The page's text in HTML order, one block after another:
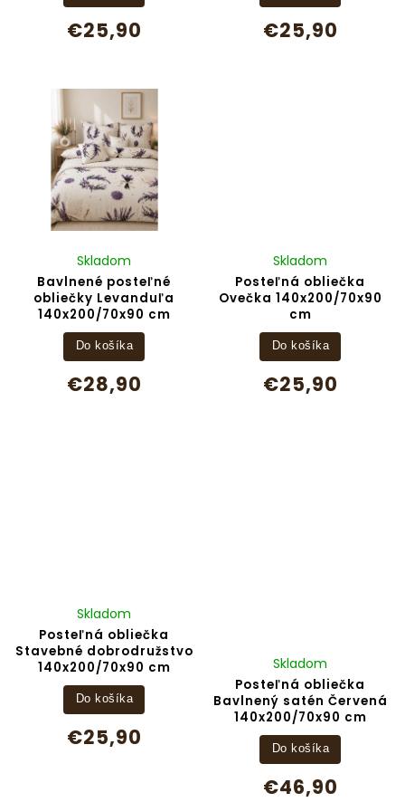
€25,90 €25,90
Bavlnené posteľné
obliečky Levanduľa
140x200/70x90 cm
Skladom
€28,90
Do košíka
Posteľná obliečka
Ovečka 140x200/70x90
cm
Skladom
€25,90
Do košíka
Posteľná obliečka
Stavebné dobrodružstvo
140x200/70x90 cm
Skladom
€25,90
Do košíka
Posteľná obliečka
Bavlnený satén Červená
140x200/70x90 cm
Skladom
€46,90
Do košíka